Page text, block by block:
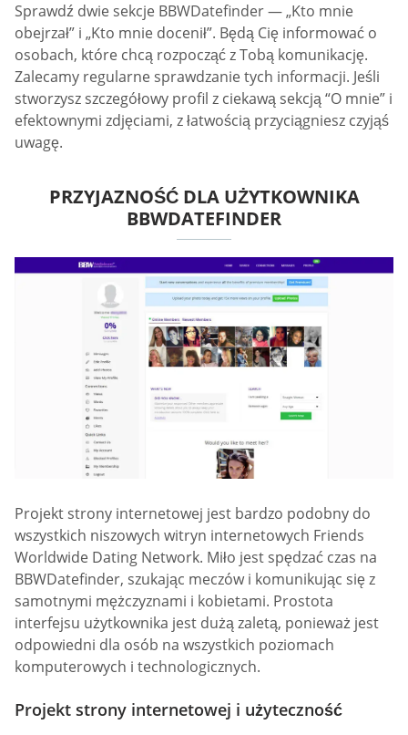
Sprawdź dwie sekcje BBWDatefinder — „Kto mnie
obejrzał” i „Kto mnie docenił”. Będą Cię informować o
osobach, które chcą rozpocząć z Tobą komunikację.
Zalecamy regularne sprawdzanie tych informacji. Jeśli
stworzysz szczegółowy profil z ciekawą sekcją “O mnie” i
efektownymi zdjęciami, z łatwością przyciągniesz czyjąś
uwagę.
PRZYJAZNOŚĆ DLA UŻYTKOWNIKA
BBWDATEFINDER
Projekt strony internetowej jest bardzo podobny do
wszystkich niszowych witryn internetowych Friends
Worldwide Dating Network. Miło jest spędzać czas na
BBWDatefinder, szukając meczów i komunikując się z
samotnymi mężczyznami i kobietami. Prostota
interfejsu użytkownika jest dużą zaletą, ponieważ jest
odpowiedni dla osób na wszystkich poziomach
komputerowych i technologicznych.
Projekt strony internetowej i użyteczność